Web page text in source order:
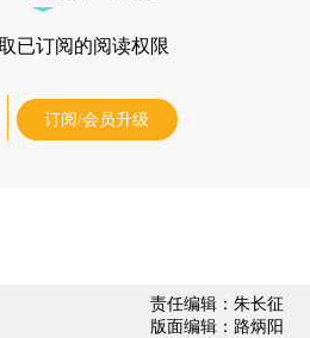
已订阅的阅读权限
订阅/会员升级
责任编辑：朱长征
版面编辑：路炳阳